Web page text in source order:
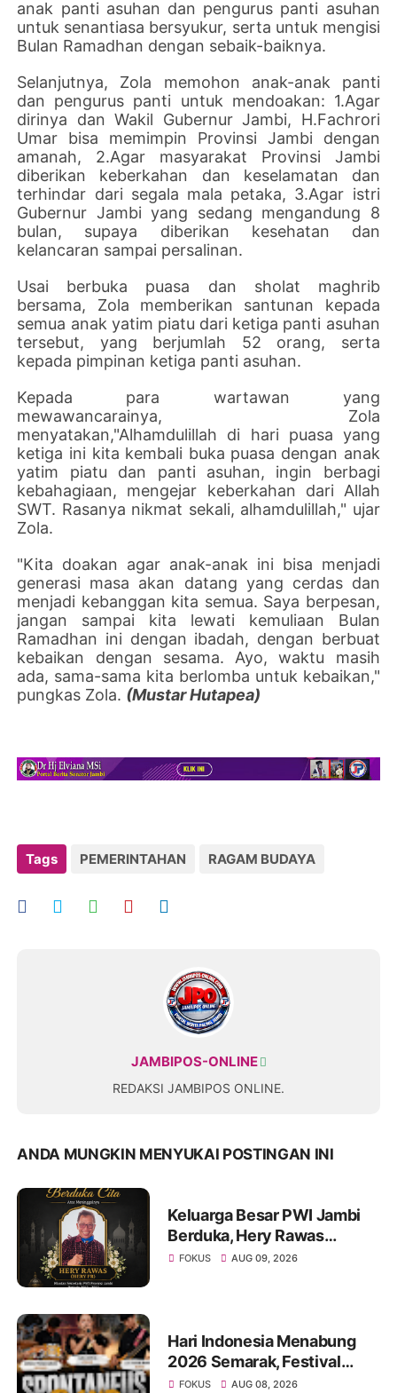
anak panti asuhan dan pengurus panti asuhan
untuk senantiasa bersyukur, serta untuk mengisi
Bulan Ramadhan dengan sebaik-baiknya.
Selanjutnya, Zola memohon anak-anak panti
dan pengurus panti untuk mendoakan: 1.Agar
dirinya dan Wakil Gubernur Jambi, H.Fachrori
Umar bisa memimpin Provinsi Jambi dengan
amanah, 2.Agar masyarakat Provinsi Jambi
diberikan keberkahan dan keselamatan dan
terhindar dari segala mala petaka, 3.Agar istri
Gubernur Jambi yang sedang mengandung 8
bulan, supaya diberikan kesehatan dan
kelancaran sampai persalinan.
Usai berbuka puasa dan sholat maghrib
bersama, Zola memberikan santunan kepada
semua anak yatim piatu dari ketiga panti asuhan
tersebut, yang berjumlah 52 orang, serta
kepada pimpinan ketiga panti asuhan.
Kepada para wartawan yang
mewawancarainya, Zola
menyatakan,"Alhamdulillah di hari puasa yang
ketiga ini kita kembali buka puasa dengan anak
yatim piatu dan panti asuhan, ingin berbagi
kebahagiaan, mengejar keberkahan dari Allah
SWT. Rasanya nikmat sekali, alhamdulillah," ujar
Zola.
"Kita doakan agar anak-anak ini bisa menjadi
generasi masa akan datang yang cerdas dan
menjadi kebanggan kita semua. Saya berpesan,
jangan sampai kita lewati kemuliaan Bulan
Ramadhan ini dengan ibadah, dengan berbuat
kebaikan dengan sesama. Ayo, waktu masih
ada, sama-sama kita berlomba untuk kebaikan,"
pungkas Zola. (Mustar Hutapea)
Tags PEMERINTAHAN RAGAM BUDAYA
JAMBIPOS-ONLINE
REDAKSI JAMBIPOS ONLINE.
ANDA MUNGKIN MENYUKAI POSTINGAN INI
Keluarga Besar PWI Jambi
Berduka, Hery Rawas
Mantan Sekretaris PWI
FOKUS AUG 09, 2026
Hari Indonesia Menabung
2026 Semarak, Festival
Band Pelajar dan Mahasiswa
FOKUS AUG 08, 2026